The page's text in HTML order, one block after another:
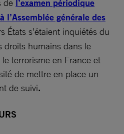
de l’examen périodique
l’Assemblée générale des
États s’étaient inquiétés du
droits humains dans le
terrorisme en France et
de mettre en place un
de suivi.